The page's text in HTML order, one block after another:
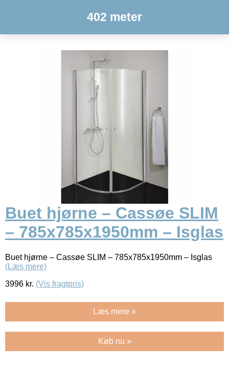
402 meter
Buet hjørne – Cassøe SLIM
– 785x785x1950mm – Isglas
Buet hjørne – Cassøe SLIM – 785x785x1950mm – Isglas
(Læs mere)
3996 kr. (Vis fragtpris)
Læs mere »
Køb nu »